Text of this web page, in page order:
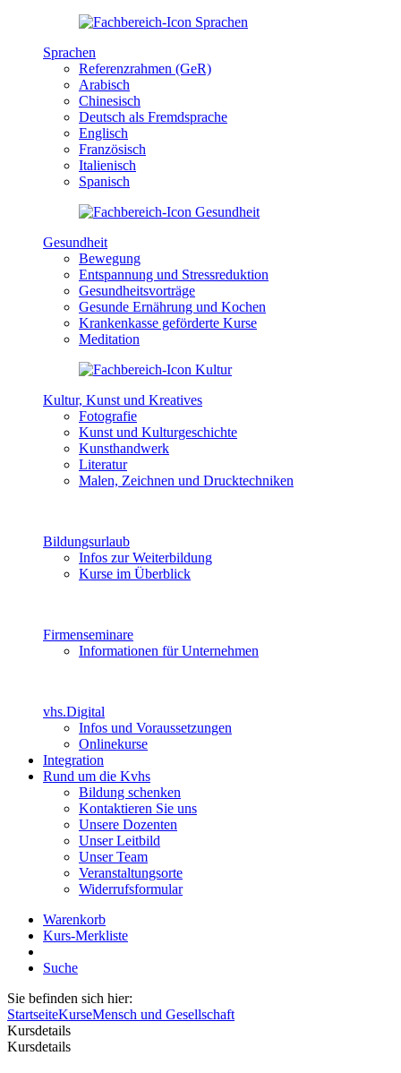
Sprachen
Referenzrahmen (GeR)
Arabisch
Chinesisch
Deutsch als Fremdsprache
Englisch
Französisch
Italienisch
Spanisch
Gesundheit
Bewegung
Entspannung und Stressreduktion
Gesundheitsvorträge
Gesunde Ernährung und Kochen
Krankenkasse geförderte Kurse
Meditation
Kultur, Kunst und Kreatives
Fotografie
Kunst und Kulturgeschichte
Kunsthandwerk
Literatur
Malen, Zeichnen und Drucktechniken
Bildungsurlaub
Infos zur Weiterbildung
Kurse im Überblick
Firmenseminare
Informationen für Unternehmen
vhs.Digital
Infos und Voraussetzungen
Onlinekurse
Integration
Rund um die Kvhs
Bildung schenken
Kontaktieren Sie uns
Unsere Dozenten
Unser Leitbild
Unser Team
Veranstaltungsorte
Widerrufsformular
Warenkorb
Kurs-Merkliste
Suche
Sie befinden sich hier:
StartseiteKurseMensch und Gesellschaft
Kursdetails
Kursdetails